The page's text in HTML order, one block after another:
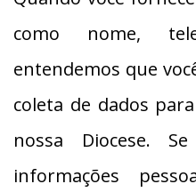
como nome,
entendemos que
coleta de dados
nossa Diocese.
informações